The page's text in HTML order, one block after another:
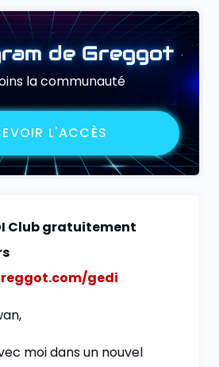
Club gratuitement
gedi
moi dans un nouvel
de Greggot
la communauté
L'ACCÈS